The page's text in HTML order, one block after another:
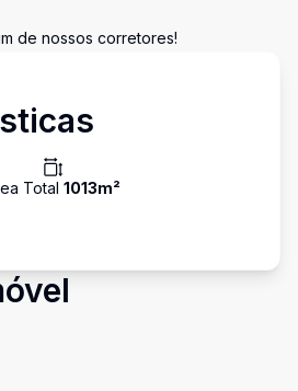
de nossos corretores!
Total 1013m²